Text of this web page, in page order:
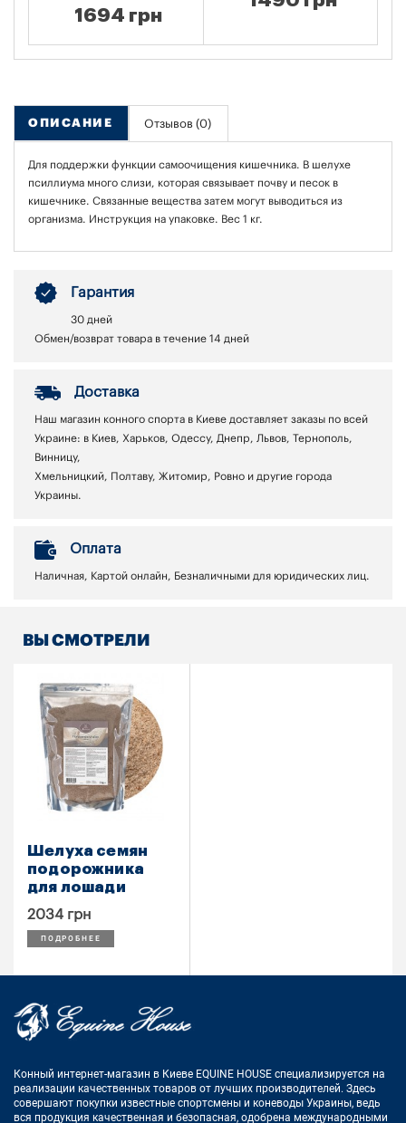
1694 грн
ОПИСАНИЕ Отзывов (0)
Для поддержки функции самоочищения кишечника. В шелухе
псиллиума много слизи, которая связывает почву и песок в
кишечнике. Связанные вещества затем могут выводиться из
организма. Инструкция на упаковке. Вес 1 кг.
Гарантия
30 дней
Обмен/возврат товара в течение 14 дней
Доставка
Наш магазин конного спорта в Киеве доставляет заказы по всей
Украине: в Киев, Харьков, Одессу, Днепр, Львов, Тернополь,
Винницу,
Хмельницкий, Полтаву, Житомир, Ровно и другие города
Украины.
Оплата
Наличная, Картой онлайн, Безналичными для юридических лиц.
ВЫ СМОТРЕЛИ
Шелуха семян
подорожника
для лошади
2034 грн
ПОДРОБНЕЕ
Конный интернет-магазин в Киеве EQUINE HOUSE специализируется на
реализации качественных товаров от лучших производителей. Здесь
совершают покупки известные спортсмены и коневоды Украины, ведь
вся продукция качественная и безопасная, одобрена международными